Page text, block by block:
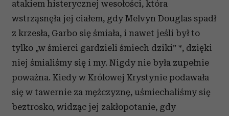
otrzymanymi od Ciebie lub uzyskanymi podczas
korzystania z ich usług.
atakiem histerycznej wesołości, która
wstrząsnęła jej ciałem, gdy Melvyn Douglas spadł
z krzesła, Garbo się śmiała, i nawet jeśli był to
tylko „w śmierci gardzieli śmiech dziki” *, dzięki
niej śmialiśmy się i my. Nigdy nie była zupełnie
poważna. Kiedy w Królowej Krystynie podawała
się w tawernie za mężczyznę, uśmiechaliśmy się
beztrosko, widząc jej zakłopotanie, gdy